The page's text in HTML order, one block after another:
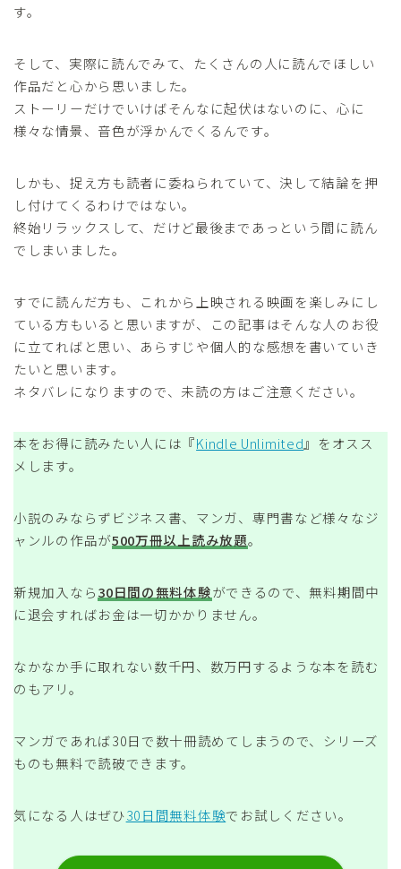
す。
そして、実際に読んでみて、たくさんの人に読んでほしい
作品だと心から思いました。
ストーリーだけでいけばそんなに起伏はないのに、心に
様々な情景、音色が浮かんでくるんです。
しかも、捉え方も読者に委ねられていて、決して結論を押
し付けてくるわけではない。
終始リラックスして、だけど最後まであっという間に読ん
でしまいました。
すでに読んだ方も、これから上映される映画を楽しみにし
ている方もいると思いますが、この記事はそんな人のお役
に立てればと思い、あらすじや個人的な感想を書いていき
たいと思います。
ネタバレになりますので、未読の方はご注意ください。
本をお得に読みたい人には『Kindle Unlimited』をオスス
メします。
小説のみならずビジネス書、マンガ、専門書など様々なジ
ャンルの作品が500万冊以上読み放題。
新規加入なら30日間の無料体験ができるので、無料期間中
に退会すればお金は一切かかりません。
なかなか手に取れない数千円、数万円するような本を読む
のもアリ。
マンガであれば30日で数十冊読めてしまうので、シリーズ
ものも無料で読破できます。
気になる人はぜひ30日間無料体験でお試しください。